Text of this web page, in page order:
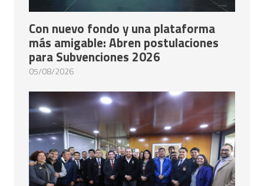
Con nuevo fondo y una plataforma
más amigable: Abren postulaciones
para Subvenciones 2026
05/08/2026